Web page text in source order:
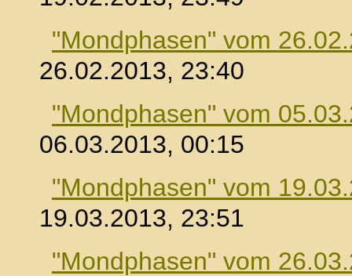
"Mondphasen" vom
26.02.2013, 23:40
"Mondphasen" vom
06.03.2013, 00:15
"Mondphasen" vom
19.03.2013, 23:51
"Mondphasen" vom